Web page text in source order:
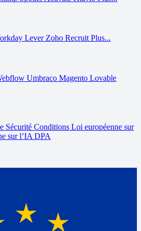
Lever Zoho Recruit Plus...
Umbraco Magento Lovable
Sécurité Conditions Loi européenne sur
sur l’IA DPA